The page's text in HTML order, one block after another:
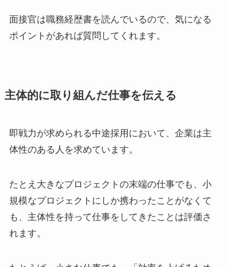
面接官は職務経歴書を読んでいるので、気になる
ポイントがあれば質問してくれます。
主体的に取り組んだ仕事を伝える
即戦力が求められる中途採用において、企業は主
体性のある人を求めています。
たとえ大きなプロジェクトの末端の仕事でも、小
規模なプロジェクトにしか携わったことがなくて
も、主体性を持って仕事をしてきたことは評価さ
れます。